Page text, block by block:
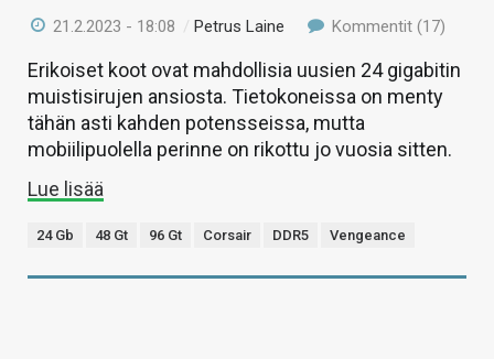
21.2.2023 - 18:08 /Petrus Laine Kommentit (17)
Erikoiset koot ovat mahdollisia uusien 24 gigabitin
muistisirujen ansiosta. Tietokoneissa on menty
tähän asti kahden potensseissa, mutta
mobiilipuolella perinne on rikottu jo vuosia sitten.
Lue lisää
24 Gb 48 Gt 96 Gt Corsair DDR5 Vengeance